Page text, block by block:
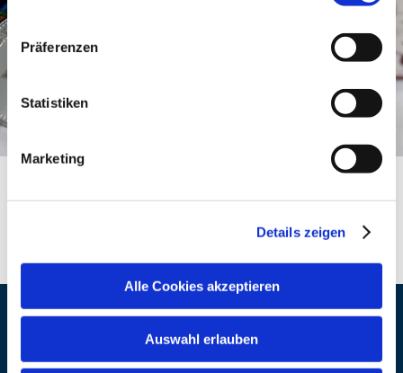
Präferenzen
Statistiken
Marketing
Details zeigen
Alle Cookies akzeptieren
Auswahl erlauben